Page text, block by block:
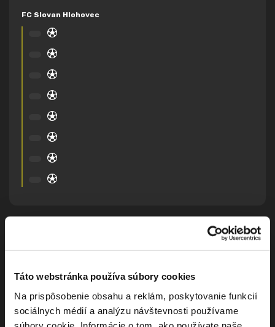
Táto webstránka používa súbory cookies
Na prispôsobenie obsahu a reklám, poskytovanie funkcií
sociálnych médií a analýzu návštevnosti používame
FC Slovan Hlohovec
Výkop18:00
20:00
Ondrej Hečko
Striedajúci hráč: Lucas
Etienne Kysucký